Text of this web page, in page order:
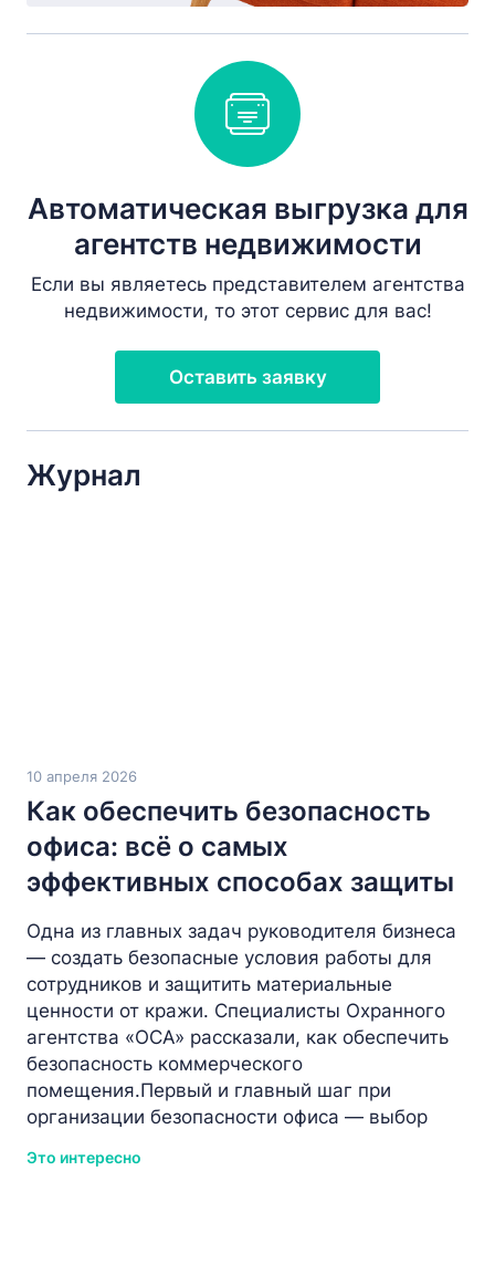
Автоматическая выгрузка для
агентств недвижимости
Если вы являетесь представителем агентства
недвижимости, то этот сервис для вас!
Оставить заявку
Журнал
10 апреля 2026
Как обеспечить безопасность
офиса: всё о самых
эффективных способах защиты
Одна из главных задач руководителя бизнеса
— создать безопасные условия работы для
сотрудников и защитить материальные
ценности от кражи. Специалисты Охранного
агентства «ОСА» рассказали, как обеспечить
безопасность коммерческого
помещения.Первый и главный шаг при
организации безопасности офиса — выбор
Это интересно